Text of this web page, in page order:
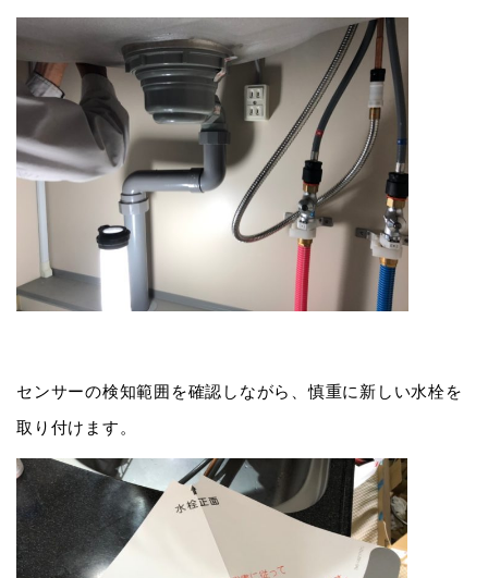
センサーの検知範囲を確認しながら、慎重に新しい水栓を
取り付けます。